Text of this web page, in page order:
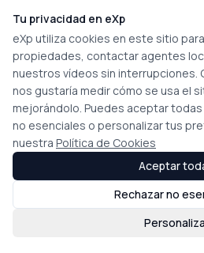
Tu privacidad en eXp
eXp utiliza cookies en este sitio
propiedades, contactar agentes
nuestros vídeos sin interrupciones.
nos gustaría medir cómo se usa el
mejorándolo. Puedes aceptar
no esenciales o personalizar tus
nuestra Política de Cookies
Rechazar no
Aceptar